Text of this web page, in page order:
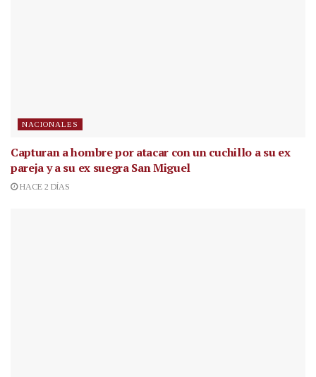
NACIONALES
Capturan a hombre por atacar con un cuchillo a su ex
pareja y a su ex suegra San Miguel
HACE 2 DÍAS